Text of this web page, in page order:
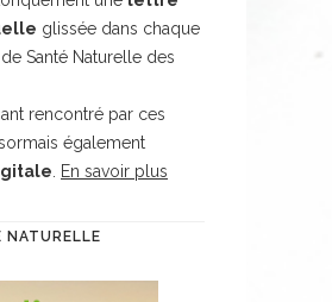
glissée dans chaque
Santé Naturelle des
rencontré par ces
également
En savoir plus
NATURELLE